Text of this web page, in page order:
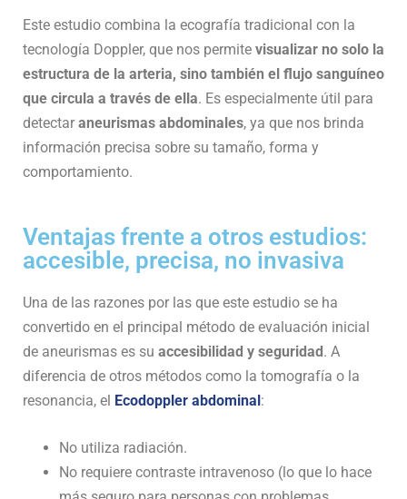
Este estudio combina la ecografía tradicional con la
tecnología Doppler, que nos permite visualizar no solo la
estructura de la arteria, sino también el flujo sanguíneo
que circula a través de ella. Es especialmente útil para
detectar aneurismas abdominales, ya que nos brinda
información precisa sobre su tamaño, forma y
comportamiento.
Ventajas frente a otros estudios:
accesible, precisa, no invasiva
Una de las razones por las que este estudio se ha
convertido en el principal método de evaluación inicial
de aneurismas es su accesibilidad y seguridad. A
diferencia de otros métodos como la tomografía o la
resonancia, el Ecodoppler abdominal:
No utiliza radiación.
No requiere contraste intravenoso (lo que lo hace